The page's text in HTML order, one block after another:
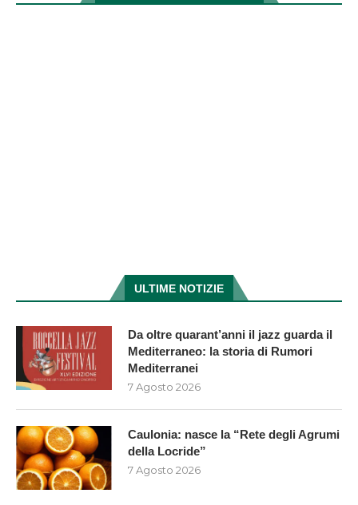
ULTIME NOTIZIE
Da oltre quarant’anni il jazz guarda il
Mediterraneo: la storia di Rumori
Mediterranei
7 Agosto 2026
Caulonia: nasce la “Rete degli Agrumi
della Locride”
7 Agosto 2026